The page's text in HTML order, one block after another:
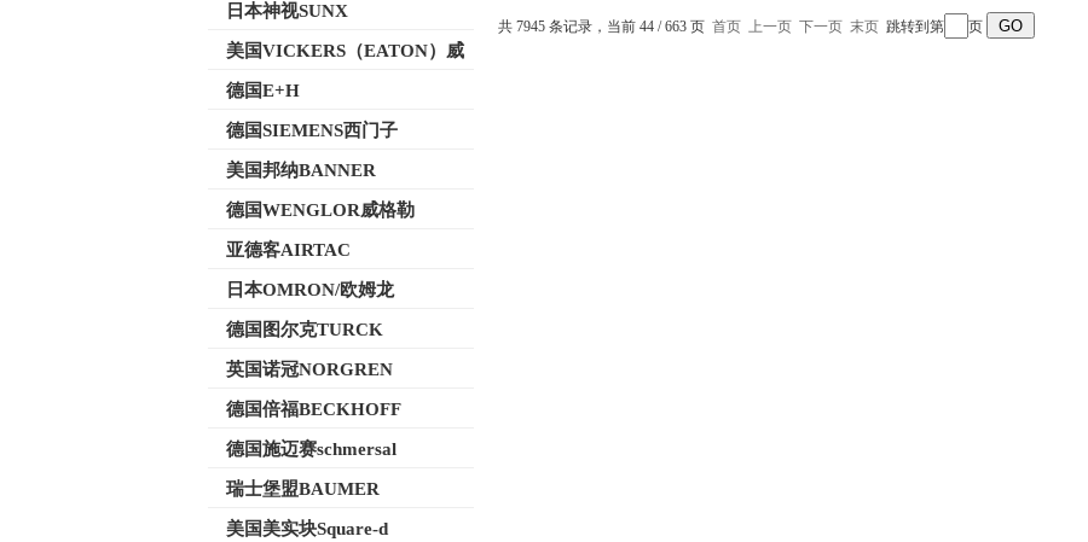
日本神视SUNX
美国VICKERS（EATON）威
格士
德国E+H
德国SIEMENS西门子
美国邦纳BANNER
德国WENGLOR威格勒
亚德客AIRTAC
日本OMRON/欧姆龙
德国图尔克TURCK
英国诺冠NORGREN
德国倍福BECKHOFF
德国施迈赛schmersal
瑞士堡盟BAUMER
美国美实块Square-d
共 7945 条记录，当前 44 / 663 页 首页 上一页 下一页 末页 跳转到第 页